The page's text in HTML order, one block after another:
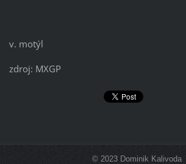
v. motýl
zdroj: MXGP
© 2023 Dominik Kalivoda